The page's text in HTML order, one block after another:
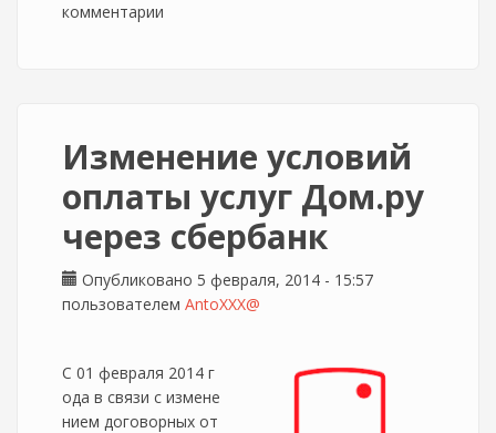
комментарии
Изменение условий
оплаты услуг Дом.ру
через сбербанк
Опубликовано 5 февраля, 2014 - 15:57
пользователем AntoXXX@
С 01 февраля 2014 г
ода в связи с измене
нием договорных от